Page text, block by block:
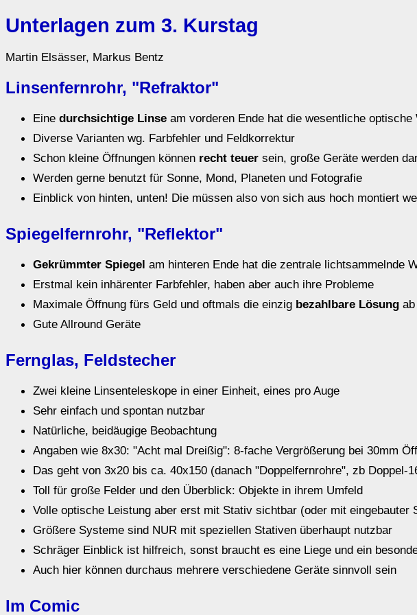
Unterlagen zum 3. Kurstag
Martin Elsässer, Markus Bentz
Linsenfernrohr, "Refraktor"
Eine durchsichtige Linse am vorderen Ende hat die wesentliche optische
Diverse Varianten wg. Farbfehler und Feldkorrektur
Schon kleine Öffnungen können recht teuer sein, große Geräte werden
Werden gerne benutzt für Sonne, Mond, Planeten und Fotografie
Einblick von hinten, unten! Die müssen also von sich aus hoch montiert
Spiegelfernrohr, "Reflektor"
Gekrümmter Spiegel am hinteren Ende hat die zentrale lichtsammelnde
Erstmal kein inhärenter Farbfehler, haben aber auch ihre Probleme
Maximale Öffnung fürs Geld und oftmals die einzig bezahlbare Lösung
Gute Allround Geräte
Fernglas, Feldstecher
Zwei kleine Linsenteleskope in einer Einheit, eines pro Auge
Sehr einfach und spontan nutzbar
Natürliche, beidäugige Beobachtung
Angaben wie 8x30: "Acht mal Dreißig": 8-fache Vergrößerung bei 30mm
Das geht von 3x20 bis ca. 40x150 (danach "Doppelfernrohre", zb Doppel-
Toll für große Felder und den Überblick: Objekte in ihrem Umfeld
Volle optische Leistung aber erst mit Stativ sichtbar (oder mit eingebauter
Größere Systeme sind NUR mit speziellen Stativen überhaupt nutzbar
Schräger Einblick ist hilfreich, sonst braucht es eine Liege und ein
Auch hier können durchaus mehrere verschiedene Geräte sinnvoll sein
Im Comic